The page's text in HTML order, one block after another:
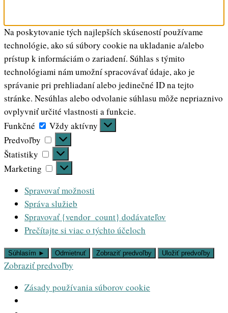
Na poskytovanie tých najlepších skúseností používame
technológie, ako sú súbory cookie na ukladanie a/alebo
prístup k informáciám o zariadení. Súhlas s týmito
technológiami nám umožní spracovávať údaje, ako je
správanie pri prehliadaní alebo jedinečné ID na tejto
stránke. Nesúhlas alebo odvolanie súhlasu môže nepriaznivo
ovplyvniť určité vlastnosti a funkcie.
Funkčné
Funkčné
Vždy aktívny
Predvoľby
Predvoľby
Štatistiky
Štatistiky
Marketing
Marketing
Spravovať možnosti
Správa služieb
Spravovať {vendor_count} dodávateľov
Prečítajte si viac o týchto účeloch
Súhlasím ► Odmietnuť Zobraziť predvoľby Uložiť predvoľby
Zobraziť predvoľby
Zásady používania súborov cookie